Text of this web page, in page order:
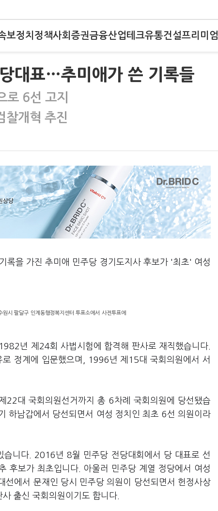
보정치 정책사회 증권금융산업테크유통건설프리미엄
대표…추미애가 쓴 기록들
로 6선 고지
찰개혁 추진
록을 가진 추미애 민주당 경기도지사 후보가 '최초' 여성
시 팔달구 인계동행정복지센터 투표소에서 사전투표에
년 제24회 사법시험에 합격해 판사로 재직했습니다.
정계에 입문했으며, 1996년 제15대 국회의원에서 서
대 국회의원선거까지 총 6차례 국회의원에 당선됐습
하남갑에서 당선되면서 여성 정치인 최초 6선 의원이라
니다. 2016년 8월 민주당 전당대회에서 당 대표로 선
후보가 최초입니다. 아울러 민주당 계열 정당에서 여성
에서 문재인 당시 민주당 의원이 당선되면서 헌정사상
출신 국회의원이기도 합니다.